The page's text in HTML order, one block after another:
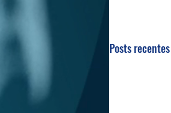
Posts recentes